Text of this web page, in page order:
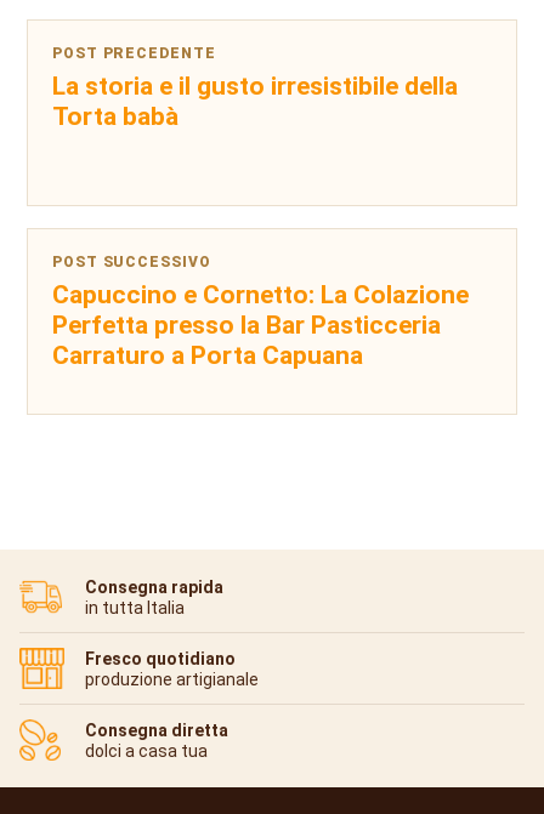
POST PRECEDENTE
La storia e il gusto irresistibile della
Torta babà
POST SUCCESSIVO
Capuccino e Cornetto: La Colazione
Perfetta presso la Bar Pasticceria
Carraturo a Porta Capuana
Consegna rapida
in tutta Italia
Fresco quotidiano
produzione artigianale
Consegna diretta
dolci a casa tua